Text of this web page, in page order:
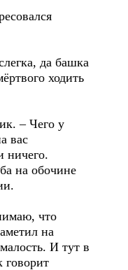
да башка
ходить
– Чего у
вас
ничего.
на обочине
что
на
И тут в
говорит